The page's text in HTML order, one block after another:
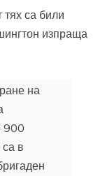
са били
изпраща
на
900
в